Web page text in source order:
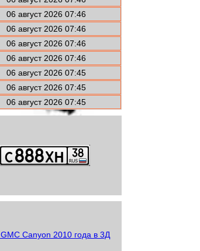
06 август 2026 07:46
06 август 2026 07:46
06 август 2026 07:46
06 август 2026 07:46
06 август 2026 07:45
06 август 2026 07:45
06 август 2026 07:45